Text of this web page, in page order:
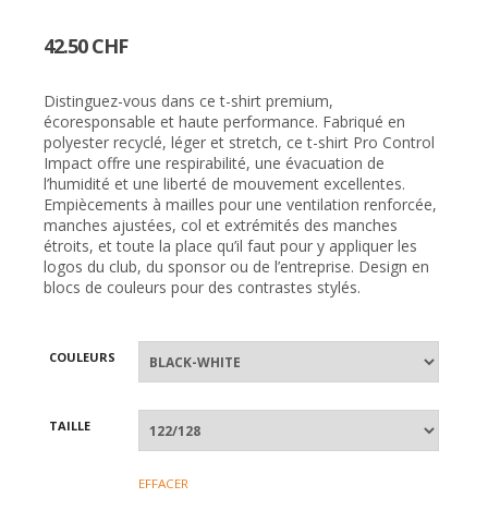
42.50CHF
Distinguez-vous dans ce t-shirt premium,
écoresponsable et haute performance. Fabriqué en
polyester recyclé, léger et stretch, ce t-shirt Pro Control
Impact offre une respirabilité, une évacuation de
l’humidité et une liberté de mouvement excellentes.
Empiècements à mailles pour une ventilation renforcée,
manches ajustées, col et extrémités des manches
étroits, et toute la place qu’il faut pour y appliquer les
logos du club, du sponsor ou de l’entreprise. Design en
blocs de couleurs pour des contrastes stylés.
COULEURS
TAILLE
EFFACER